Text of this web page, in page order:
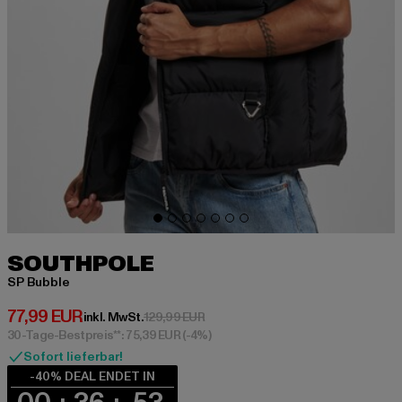
SOUTHPOLE
SP Bubble
77,99 EUR
Derzeitiger Preis: 77,99 EUR
inkl. MwSt.129,99 EURAktionspreis: 129,99 EUR
30-Tage-Bestpreis**: 75,39 EUR(-4%)
Sofort lieferbar!
-40% DEAL ENDET IN